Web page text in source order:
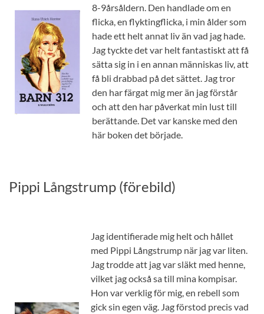
8-9årsåldern. Den handlade om en
flicka, en flyktingflicka, i min ålder som
hade ett helt annat liv än vad jag hade.
Jag tyckte det var helt fantastiskt att få
sätta sig in i en annan människas liv, att
få bli drabbad på det sättet. Jag tror
den har färgat mig mer än jag förstår
och att den har påverkat min lust till
berättande. Det var kanske med den
här boken det började.
Pippi Långstrump (förebild)
Jag identifierade mig helt och hållet
med Pippi Långstrump när jag var liten.
Jag trodde att jag var släkt med henne,
vilket jag också sa till mina kompisar.
Hon var verklig för mig, en rebell som
gick sin egen väg. Jag förstod precis vad